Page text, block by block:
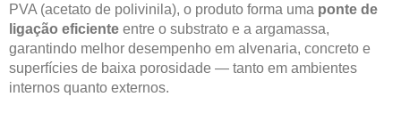
PVA (acetato de polivinila), o produto forma uma ponte de
ligação eficiente entre o substrato e a argamassa,
garantindo melhor desempenho em alvenaria, concreto e
superfícies de baixa porosidade — tanto em ambientes
internos quanto externos.